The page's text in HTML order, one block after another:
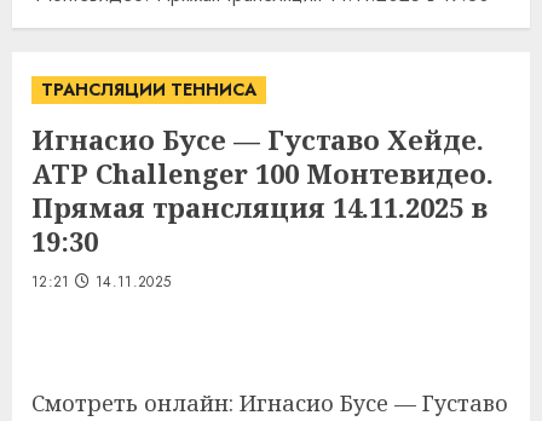
ТРАНСЛЯЦИИ ТЕННИСА
Игнасио Бусе — Густаво Хейде.
ATP Challenger 100 Монтевидео.
Прямая трансляция 14.11.2025 в
19:30
12:21 14.11.2025
Смотреть онлайн: Игнасио Бусе — Густаво